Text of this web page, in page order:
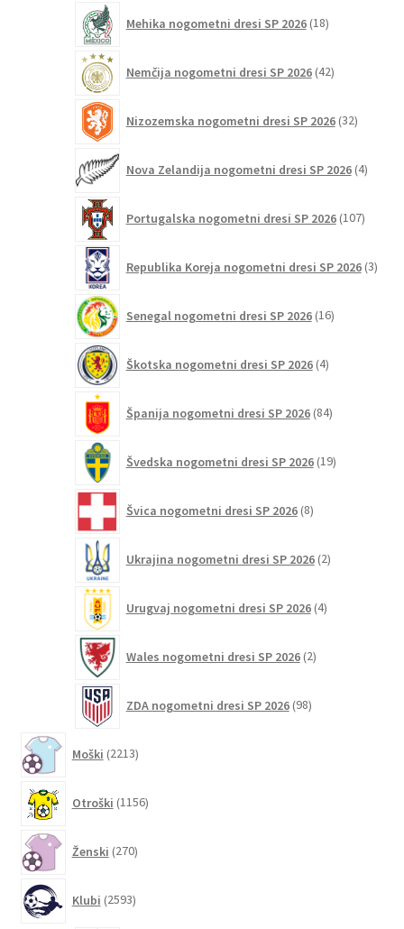
Mehika nogometni dresi SP 2026 18izdelkov
Nemčija nogometni dresi SP 2026 42izdelkov
Nizozemska nogometni dresi SP 2026 32izdelkov
Nova Zelandija nogometni dresi SP 2026 4izdelki
Portugalska nogometni dresi SP 2026 107
Republika Koreja nogometni dresi SP 2026 3
Senegal nogometni dresi SP 2026 16izdelkov
Škotska nogometni dresi SP 2026 4izdelki
Španija nogometni dresi SP 2026 84izdelkov
Švedska nogometni dresi SP 2026 19izdelkov
Švica nogometni dresi SP 2026 8izdelkov
Ukrajina nogometni dresi SP 2026 2izdelka
Urugvaj nogometni dresi SP 2026 4izdelki
Wales nogometni dresi SP 2026 2izdelka
ZDA nogometni dresi SP 2026 98izdelkov
Moški 2213izdelkov
Otroški 1156izdelkov
Ženski 270izdelkov
Klubi 2593izdelkov